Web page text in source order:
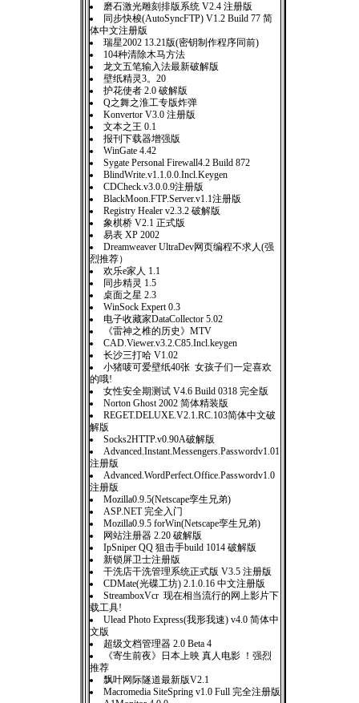
磨石激光雕刻排版系统 V2.4 注册版
同步快梭(AutoSyncFTP) V1.2 Build 77 简
体中文注册版
瑞星2002 13.21版(密钥制作程序同前)
104种清除木马方法
龙文五笔输入法最新破解版
壁纸精灵3。20
护花使者 2.0 破解版
Q之舞之淮工专版炸弹
Konvertor V3.0 注册版
文本之王 0.1
报刊下载器增强版
WinGate 4.42
Sygate Personal Firewall4.2 Build 872
BlindWrite.v1.1.0.0.Incl.Keygen
CDCheck.v3.0.0.9注册版
BlackMoon.FTP.Server.v1.1注册版
Registry Healer v2.3.2 破解版
象棋桥 V2.1 正式版
易表 XP 2002
Dreamweaver UltraDev网页编程不求人(强
烈推荐）
欢乐e家人 1.1
同步精灵 1.5
桌面之星 2.3
WinSock Expert 0.3
电子收藏家DataCollector 5.02
《雷神之椎的历史》MTV
CAD.Viewer.v3.2.C85.Incl.keygen
长沙三打哈 V1.02
小猪唛可爱壁纸40张 女孩子们一定喜欢
的哦!
女性安全期测试 V4.6 Build 0318 完全版
Norton Ghost 2002 简体精装版
REGET.DELUXE.V2.1.RC.103简体中文破
解版
Socks2HTTP.v0.90A破解版
Advanced.Instant.Messengers.Passwordv1.01
注册版
Advanced.WordPerfect.Office.Passwordv1.0
注册版
Mozilla0.9.5(Netscape孪生兄弟)
ASP.NET 完全入门
Mozilla0.9.5 forWin(Netscape孪生兄弟)
网站注册器 2.20 破解版
IpSniper QQ 狙击手build 1014 破解版
新锁屏卫士注册版
干洗店干洗管理系统正式版 V3.5 注册版
CDMate(光碟工坊) 2.1.0.16 中文注册版
StreamboxVcr 现在相当流行的网上影片下
载工具!
Ulead Photo Express(我形我速) v4.0 简体中
文版
超级文档管理器 2.0 Beta 4
《寄生前夜》日本上映 真人电影 ！强烈
推荐
飘叶网际隧道最新版V2.1
Macromedia SiteSpring v1.0 Full 完全注册版